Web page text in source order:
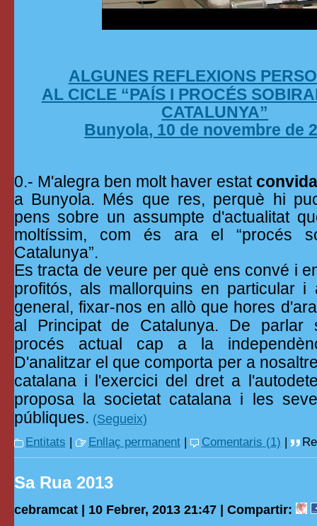
ALGUNES REFLEXIONS
AL CICLE “PAÍS I PROCÉS
CATALUNYA”
Bunyola, 10 de novembre de
0.- M'alegra ben molt haver estat
a Bunyola. Més que res, perquè hi
pens sobre un assumpte d'actualitat
moltíssim, com és ara el “procés
Catalunya”.
Es tracta de veure per què ens convé i
profitós, als mallorquins en particular i
general, fixar-nos en allò que hores
al Principat de Catalunya. De parlar
procés actual cap a la
D'analitzar el que comporta per a
catalana i l'exercici del dret a
proposa la societat catalana i les
públiques. (Segueix)
Entitats Enllaç permanent| Comentaris (1)
Sa Rua 2013
cebramcat | 10 Febrer, 2013 21:47 | Compartir: